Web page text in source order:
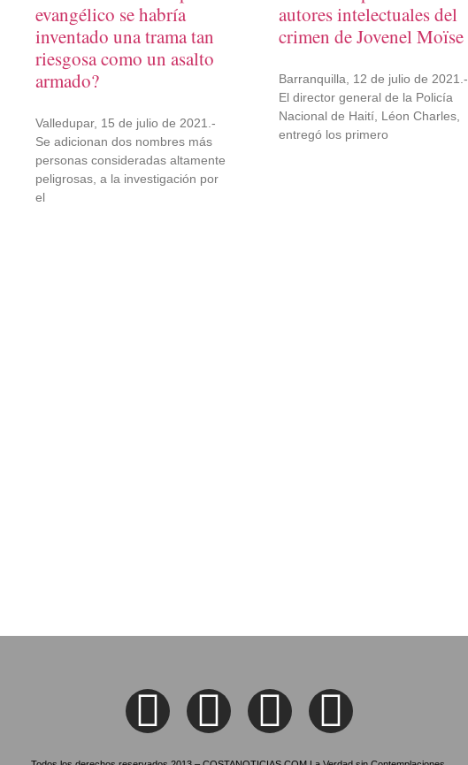
evangélico se habría
inventado una trama tan
riesgosa como un asalto
armado?
Valledupar, 15 de julio de 2021.-
Se adicionan dos nombres más
personas consideradas altamente
peligrosas, a la investigación por
el
autores intelectuales del
crimen de Jovenel Moïse
Barranquilla, 12 de julio de 2021.-
El director general de la Policía
Nacional de Haití, Léon Charles,
entregó los primero